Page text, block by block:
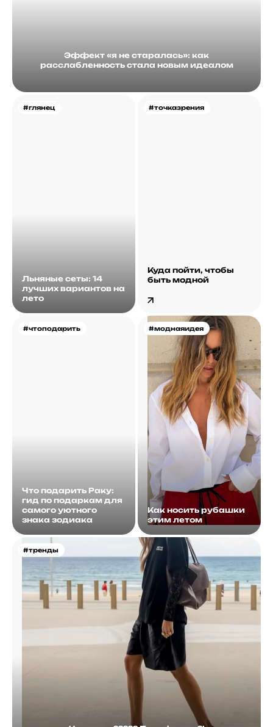
Эффект «я не старалась»: как
расслабленность стала новым идеалом
#глянец
Льняные сеты: 14
лучших вариантов на
лето
#точказрения
Куда пойти, чтобы
быть модной
#чтоподарить
Что подарить Раку:
гид по подаркам для
самого уютного
знака зодиака
#моднаяидея
Как носить рубашки
этим летом
#тренды